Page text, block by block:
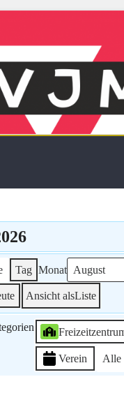
Tag Monat
Ansicht alsListe
Verein Alle